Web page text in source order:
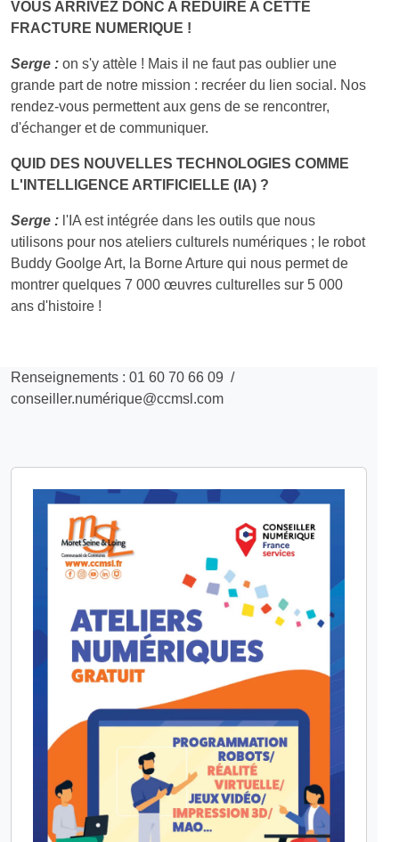
VOUS ARRIVEZ DONC A REDUIRE A CETTE
FRACTURE NUMERIQUE !
Serge : on s'y attèle ! Mais il ne faut pas oublier une
grande part de notre mission : recréer du lien social. Nos
rendez-vous permettent aux gens de se rencontrer,
d'échanger et de communiquer.
QUID DES NOUVELLES TECHNOLOGIES COMME
L'INTELLIGENCE ARTIFICIELLE (IA) ?
Serge : l'IA est intégrée dans les outils que nous
utilisons pour nos ateliers culturels numériques ; le robot
Buddy Goolge Art, la Borne Arture qui nous permet de
montrer quelques 7 000 œuvres culturelles sur 5 000
ans d'histoire !
Renseignements : 01 60 70 66 09 /
conseiller.numérique@ccmsl.com